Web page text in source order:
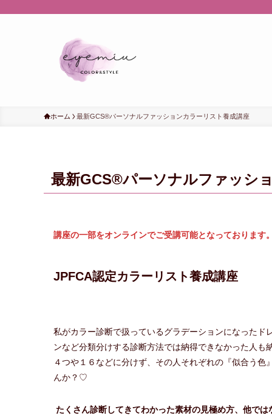
ホーム 最新GCS®パーソナルファッションカラーリスト養成講座
最新GCS®パーソナルファッシ
講座の一部をオンラインでご受講可能となっております
JPFCA認定カラーリスト養成講座
私がカラー診断で扱っているグラデーションになった
ンなど分類分けする診断方法では納得できなかった人も
４つや１６などに分けず、その人それぞれの『似合う
んか？♡
たくさん診断してきてわかった素材の見極め方、他で